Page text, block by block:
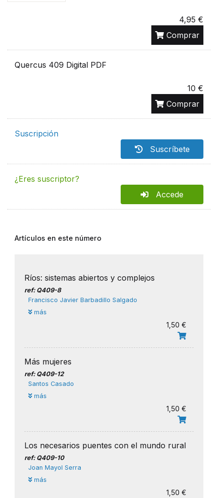
4,95 €
Comprar
Quercus 409 Digital PDF
10 €
Comprar
Suscripción
Suscríbete
¿Eres suscriptor?
Accede
Artículos en este número
Ríos: sistemas abiertos y complejos
ref: Q409-8
Francisco Javier Barbadillo Salgado
más
1,50 €
Más mujeres
ref: Q409-12
Santos Casado
más
1,50 €
Los necesarios puentes con el mundo rural
ref: Q409-10
Joan Mayol Serra
más
1,50 €